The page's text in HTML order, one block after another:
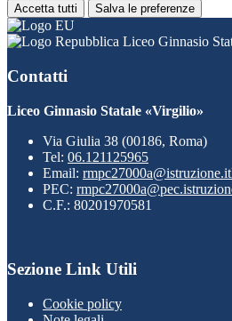
Accetta tutti Salva le preferenze
Liceo Ginnasio
Contatti
Liceo Ginnasio Statale «Virgilio»
Via Giulia 38 (00186, Roma)
Tel: 06.121125965
Email: rmpc27000a@istruzione.it
PEC:
C.F.: 80201970581
Sezione Link Utili
Cookie policy